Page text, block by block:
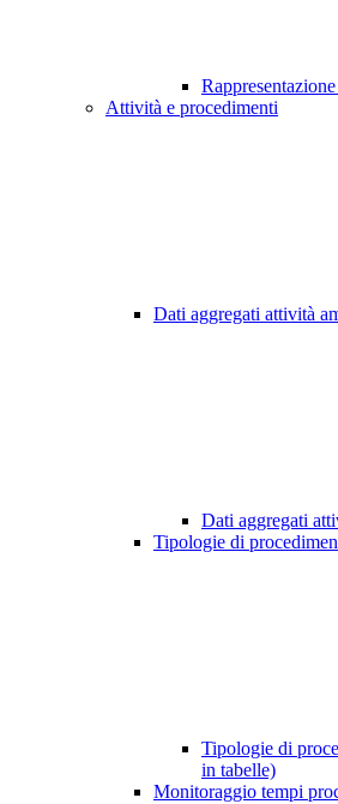
Attività e procedimenti
Dati aggregati attività
Dati aggregati
Tipologie di
Tipologie di
in tabelle)
Monitoraggio tempi